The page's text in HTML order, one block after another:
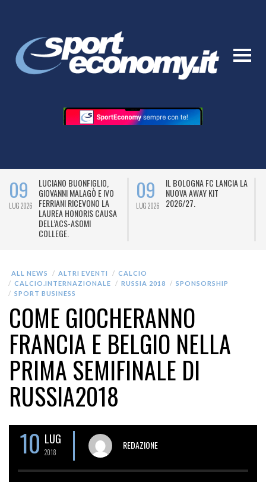
09
LUG 2026
LUCIANO BUONFIGLIO,
GIOVANNI MALAGÒ E IVO
FERRIANI RICEVONO LA
LAUREA HONORIS CAUSA
DELL’ACS-ASOMI
COLLEGE.
09
LUG 2026
IL BOLOGNA FC LANCIA LA
NUOVA AWAY KIT
2026/27.
ALL NEWS ALTRI EVENTI
CALCIO
CALCIO.INTERNAZIONALE
RUSSIA 2018
SPONSORSHIP
SPORT BUSINESS
COME GIOCHERANNO
FRANCIA E BELGIO NELLA
PRIMA SEMIFINALE DI
RUSSIA2018
10 LUG
2018
REDAZIONE